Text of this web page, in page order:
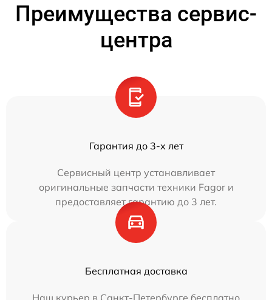
Преимущества сервис-
центра
Гарантия до 3-х лет
Сервисный центр устанавливает
оригинальные запчасти техники Fagor и
предоставляет гарантию до 3 лет.
Бесплатная доставка
Наш курьер в Санкт-Петербурге бесплатно